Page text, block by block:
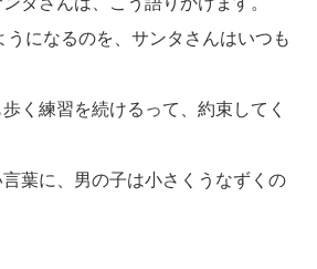
うになるのを、サンタさんはいつも
く練習を続けるって、約束してく
葉に、男の子は小さくうなずくの